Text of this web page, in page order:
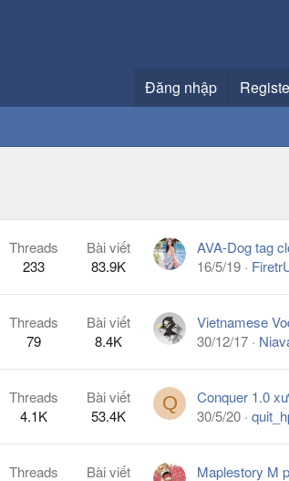
Đăng nhập
Threads
233
Bài viết
83.9K
16/5/19
Threads
79
Bài viết
8.4K
30/12/17
Threads
4.1K
Bài viết
53.4K
Q
30/5/20
Threads
Bài viết